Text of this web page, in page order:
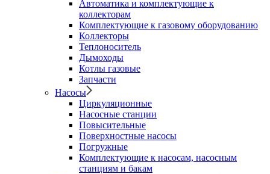
Автоматика и комплектующие к
коллекторам
Комплектующие к газовому оборудованию
Коллекторы
Теплоноситель
Дымоходы
Котлы газовые
Запчасти
Насосы
Циркуляционные
Насосные станции
Повысительные
Поверхностные насосы
Погружные
Комплектующие к насосам, насосным
станциям и бакам